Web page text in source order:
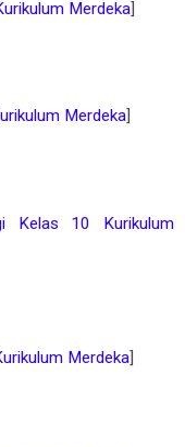
Merdeka]
Merdeka
Kelas 10 Kurikulum
Merdeka]